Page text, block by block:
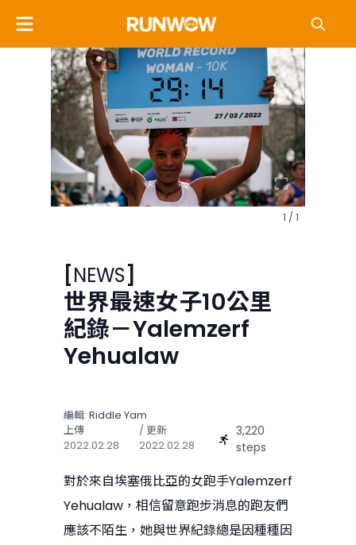
1 / 1
NEWS
世界最速女子10公里
紀錄－Yalemzerf
Yehualaw
編輯: Riddle Yam
上傳
2022.02.28
/ 更新
2022.02.28
3,220
steps
對於來自埃塞俄比亞的女跑手Yalemzerf
Yehualaw，相信留意跑步消息的跑友們
應該不陌生，她與世界紀錄總是因種種因